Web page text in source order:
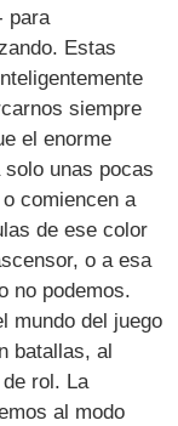
para
Estas
siempre
el enorme
unas pocas
comiencen a
de ese color
o a esa
no podemos.
mundo del juego
batallas, al
rol. La
al modo